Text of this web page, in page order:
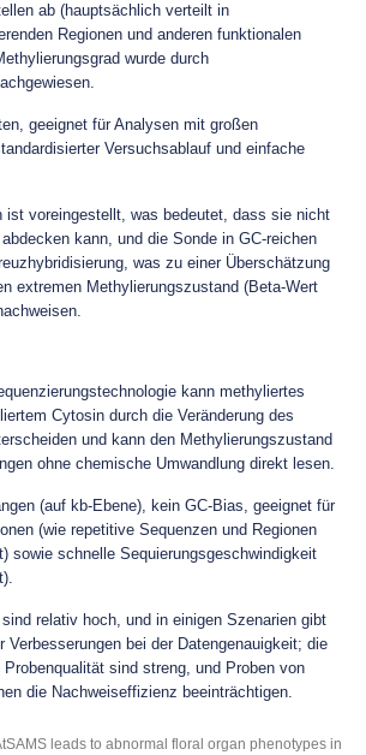
ab (hauptsächlich verteilt in
Regionen und anderen funktionalen
wurde durch
geeignet für Analysen mit großen
Versuchsablauf und einfache
ist voreingestellt, was bedeutet, dass sie nicht
kann, und die Sonde in GC-reichen
was zu einer Überschätzung
extremen Methylierungszustand (Beta-Wert
kann methyliertes
Cytosin durch die Veränderung des
und kann den Methylierungszustand
ohne chemische Umwandlung direkt lesen.
(auf kb-Ebene), kein GC-Bias, geeignet für
(wie repetitive Sequenzen und Regionen
sowie schnelle Sequierungsgeschwindigkeit
relativ hoch, und in einigen Szenarien gibt
Verbesserungen bei der Datengenauigkeit; die
sind streng, und Proben von
die Nachweiseffizienz beeinträchtigen.